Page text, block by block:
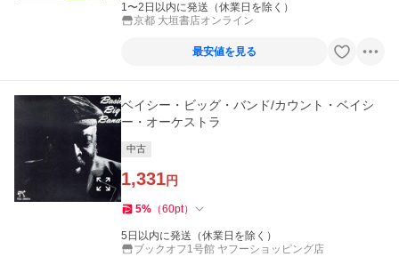
1〜2日以内に発送（休業日を除く）
京都 大垣書店オンライン
最安値を見る
ベイシー・ビッグ・バンド/カウント・ベイシ
ー・オーケストラ
中古
1,331円
5% （60pt）
5日以内に発送（休業日を除く）
ブックオフ1号館 ヤフーショッピング店